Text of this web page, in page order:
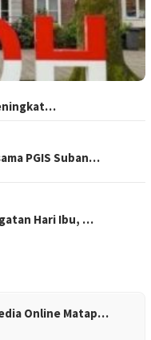
PGIS Suban…
Hari Ibu, …
Online Matap…